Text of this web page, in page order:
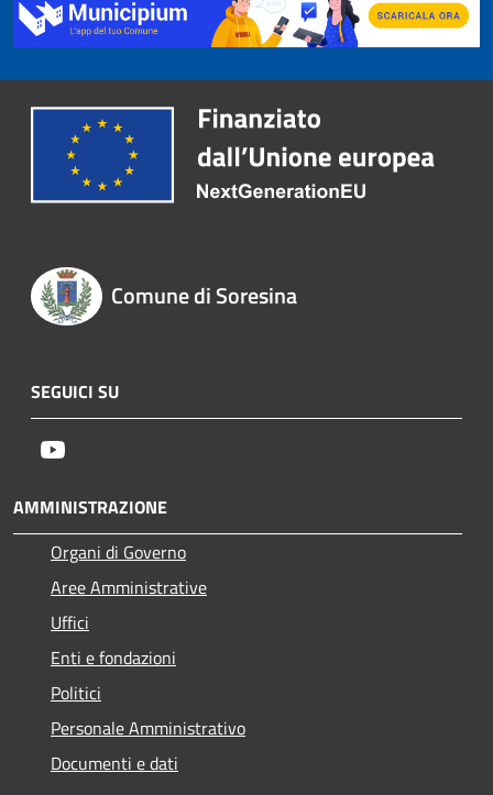
Comune di Soresina
SEGUICI SU
AMMINISTRAZIONE
Organi di Governo
Aree Amministrative
Uffici
Enti e fondazioni
Politici
Personale Amministrativo
Documenti e dati